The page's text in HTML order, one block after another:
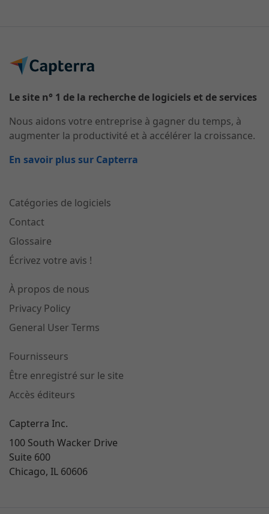
Le site n° 1 de la recherche de logiciels et de services
Nous aidons votre entreprise à gagner du temps, à
augmenter la productivité et à accélérer la croissance.
En savoir plus sur Capterra
Catégories de logiciels
Contact
Glossaire
Écrivez votre avis !
À propos de nous
Privacy Policy
General User Terms
Fournisseurs
Être enregistré sur le site
Accès éditeurs
Capterra Inc.
100 South Wacker Drive
Suite 600
Chicago, IL 60606